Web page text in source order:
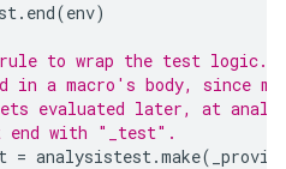
. end(env)
to wrap the test logic.
a macro's body, since
evaluated later, at
end with "_test".
= analysistest.make(